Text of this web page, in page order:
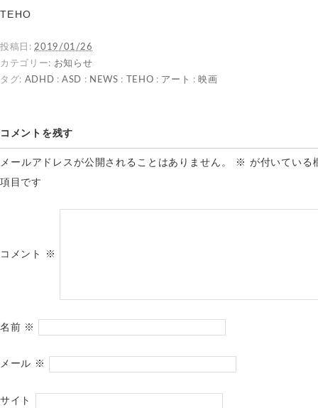
TEHO
投稿日: 2019/01/26
カテゴリー: お知らせ
タグ: ADHD :ASD : NEWS : TEHO : アート : 映画
コメントを残す
メールアドレスが公開されることはありません。 ※ が付いている
項目です
コメント ※
名前 ※
メール ※
サイト